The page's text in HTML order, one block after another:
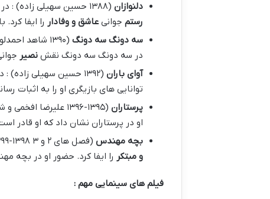
دلنوازان (۱۳۸۸ حسین سهیلی زاده) : در این مجموعه تلویزیونی که یکی از پربیننده ترین مجموعه های تلویزیونی تاریخ ایران به شمار می رود خیرابی نقش
رستم جوانیعاشق و وفادار را ایفا
سه دونگ سه دونگ (۱۳۹۰ شاهد احمدلو) : این مجموعه تلویزیونی
در سه دونگ سه دونگ نقشنصیر
آوای باران (۱۳۹۲ حسین سهیلی زاده) : در این مجموعه تلویزیونی
توانایی های بازیگری او را به اثبات
پرستاران (۱۳۹۵-۱۳۹۶ علیرضا افخمی و شهرام شاه حسینی) : در این مجموعه تلویزیونی
او در پرستاران نشان داد که او
بچه مهندس (فصل های ۲ و ۳ ۱۳۹۸-۱۳۹۹ علی غفاری و احمد کاوری) : در این مجموعه تلویزیونی
و مبتکر را ایفا کرد. حضور او در بچه
فیلم های سینمایی مهم :